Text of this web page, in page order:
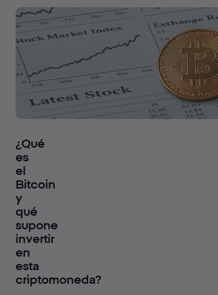
¿Qué
es
el
Bitcoin
y
qué
supone
invertir
en
esta
criptomoneda?